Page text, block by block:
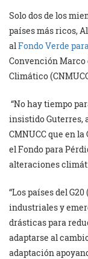
Solo dos de los
países más ricos,
al Fondo Verde
Convención Marco
Climático
“No hay tiempo
insistido Guterres,
CMNUCC que en
el Fondo para
alteraciones
“Los países del
industriales y
drásticas para
adaptarse al
adaptación